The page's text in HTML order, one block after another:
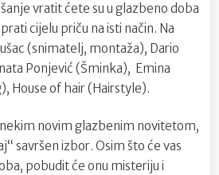
vratit ćete su u glazbeno doba
cijelu priču na isti način. Na
(snimatelj, montaža), Dario
Ponjević (Šminka), Emina
House of hair (Hairstyle).
novim glazbenim novitetom,
savršen izbor. Osim što će vas
pobudit će onu misteriju i